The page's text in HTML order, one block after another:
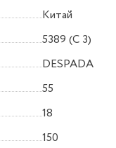
Китай
5389 (C 3)
DESPADA
55
18
150